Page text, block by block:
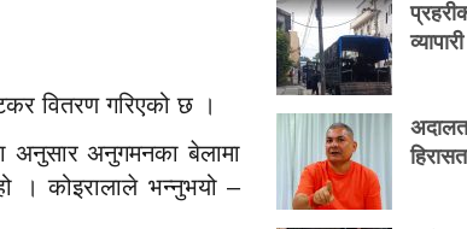
वितरण गरिएको छ ।
अनुसार अनुगमनका बेलामा
। कोइरालाले भन्नुभयो –
व्यापारी